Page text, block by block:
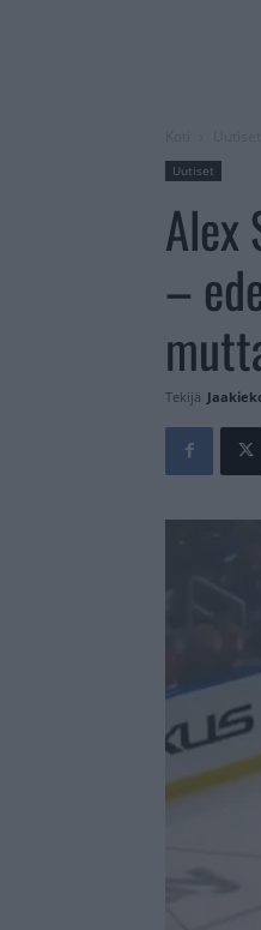
Uutiset
Alex
–
Tekijä